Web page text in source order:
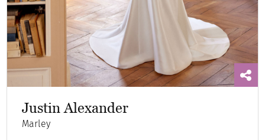
Justin Alexander
Marley